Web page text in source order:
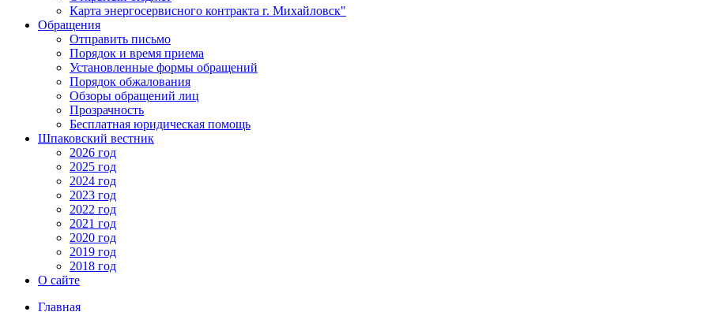
Карта энергосервисного контракта г. Михайловск"
Обращения
Отправить письмо
Порядок и время приема
Установленные формы обращений
Порядок обжалования
Обзоры обращений лиц
Прозрачность
Бесплатная юридическая помощь
Шпаковский вестник
2026 год
2025 год
2024 год
2023 год
2022 год
2021 год
2020 год
2019 год
2018 год
О сайте
Главная